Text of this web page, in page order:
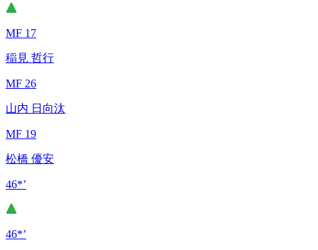
MF 17
稲見 哲行
MF 26
山内 日向汰
MF 19
松橋 優安
46*’
46*’